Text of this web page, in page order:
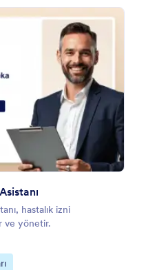
hastalık izni
ve yönetir.